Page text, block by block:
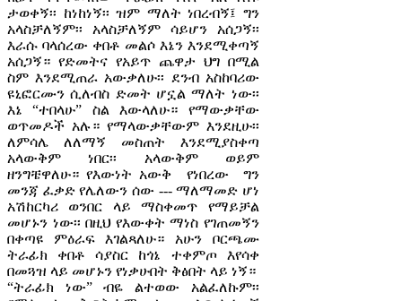
ታወቀኝ፡፡ ከነከነኝ፡፡ ዝም ማለት ነበረብኝ፤ ግን
አላስቻለኝም፡፡ አላስቻለኝም ሳይሆን አሰጋኝ፡፡
እራሱ ባላሰረው ቀበቶ መልሶ እኔን እንደሚቀጣኝ
አሰጋኝ። የድመትና የአይጥ ጨዋታ ህግ በሚል
ስም እንደሚጠራ አውቃለሁ፡፡ ደንብ አስከባሪው
ዩኒፎርሙን ሲለብስ ድመት ሆኗል ማለት ነው፡፡
እኔ “ተበላሁ” ስል እውላለሁ። የማውቃቸው
ወጥመዶች አሉ። የማላውቃቸውም እንደዚሁ፡፡
ለምሳሌ ለለማኝ መስጠት እንደሚያስቀጣ
አላውቅም ነበር፡፡ አላውቅም ወይም
ዘንግቼዋለሁ። የእውነት አውቅ የነበረው ግን
መንጃ ፈቃድ የሌለውን ሰው --- ማለማመድ ሆነ
አሽከርካሪ ወንበር ላይ ማስቀመጥ የማይቻል
መሆኑን ነው፡፡ በዚህ የእውቀት ማነስ የገጠመኝን
በቀጣዩ ምዕራፍ እገልጻለሁ። አሁን ቦርጫሙ
ትራፊክ ቀበቶ ሳያስር ከጎኔ ተቀምጦ እየሳቀ
በመጓዝ ላይ መሆኑን የነቃሁበት ቅፅበት ላይ ነኝ።
“ትራፊክ ነው” ብዬ ልተወው አልፈለኩም፡፡